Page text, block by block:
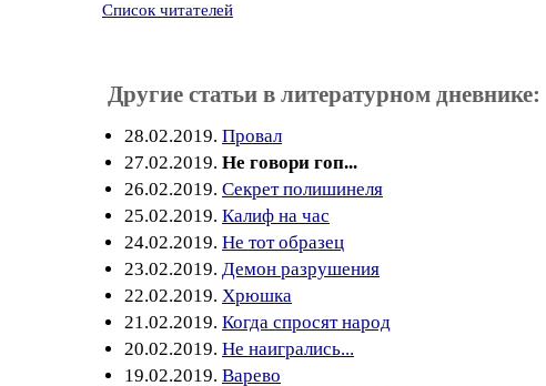
Список читателей
Другие статьи в литературном дневнике:
28.02.2019. Провал
27.02.2019. Не говори гоп...
26.02.2019. Секрет полишинеля
25.02.2019. Калиф на час
24.02.2019. Не тот образец
23.02.2019. Демон разрушения
22.02.2019. Хрюшка
21.02.2019. Когда спросят народ
20.02.2019. Не наигрались...
19.02.2019. Варево